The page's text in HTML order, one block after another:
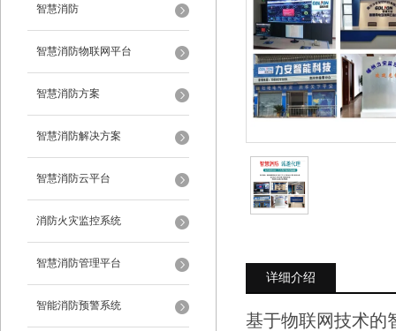
智慧消防
智慧消防物联网平台
智慧消防方案
智慧消防解决方案
智慧消防云平台
消防火灾监控系统
智慧消防管理平台
智能消防预警系统
详细介绍
基于物联网技术的